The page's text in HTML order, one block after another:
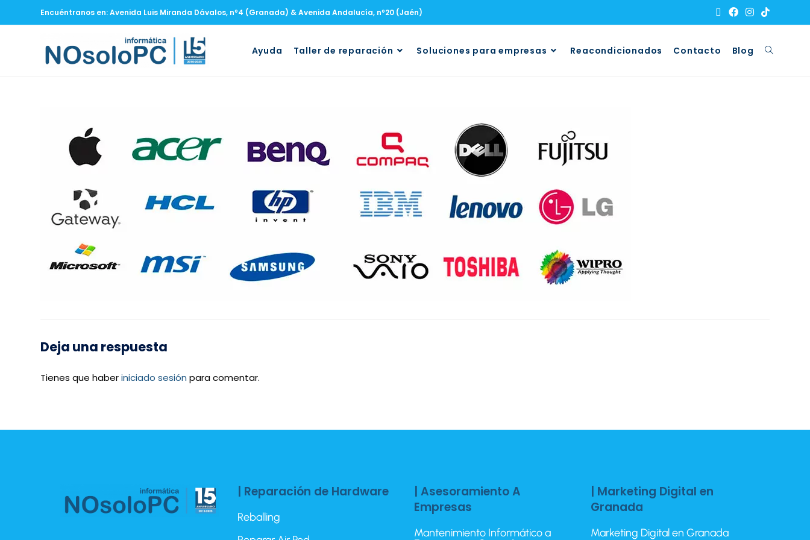
Encuéntranos en: Avenida Luis Miranda Dávalos, nº4 (Granada) & Avenida Andalucía, nº20 (Jaén)
Ayuda Taller de reparación Soluciones para empresas Reacondicionados Contacto Blog
Deja una respuesta
Tienes que haberiniciado sesión para comentar.
| Reparación de Hardware
Reballing
| Asesoramiento A
Empresas
Mantenimiento Informático a
| Marketing Digital en
Granada
Marketing Digital en Granada